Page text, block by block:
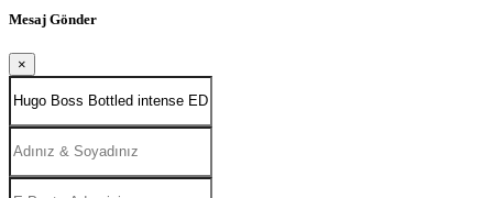
Mesaj Gönder
×